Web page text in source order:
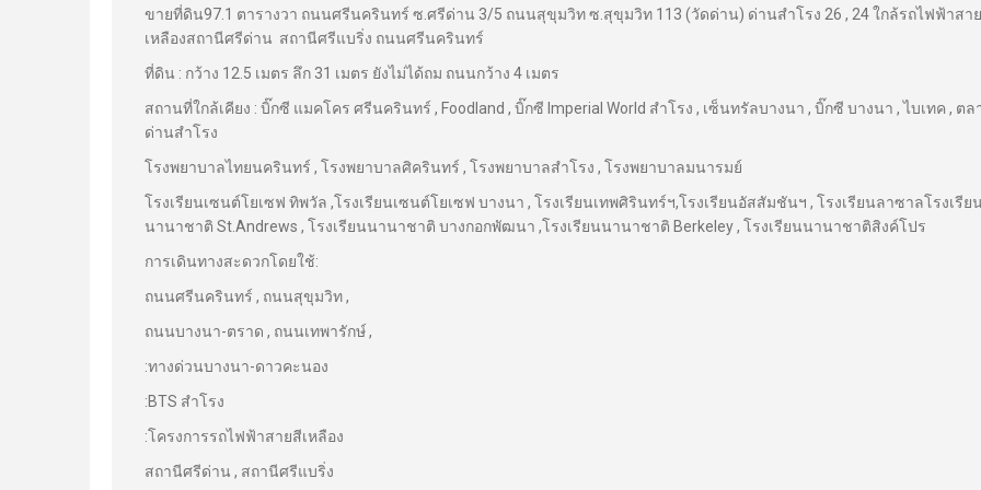
ขายที่ดิน97.1 ตารางวา ถนนศรีนครินทร์ ซ.ศรีด่าน 3/5 ถนนสุขุมวิท ซ.สุขุมวิท 113 (วัดด่าน) ด่านสำโรง 26 , 24 ใกล้รถไฟฟ้าสา
เหลืองสถานีศรีด่าน สถานีศรีแบริ่ง ถนนศรีนครินทร์
ที่ดิน : กว้าง 12.5 เมตร ลึก 31 เมตร ยังไม่ได้ถม ถนนกว้าง 4 เมตร
สถานที่ใกล้เคียง : บิ๊กซี แมคโคร ศรีนครินทร์ , Foodland , บิ๊กซี Imperial World สำโรง , เซ็นทรัลบางนา , บิ๊กซี บางนา , ไบเทค , ตล
ด่านสำโรง
โรงพยาบาลไทยนครินทร์ , โรงพยาบาลศิครินทร์ , โรงพยาบาลสำโรง , โรงพยาบาลมนารมย์
โรงเรียนเซนต์โยเซฟ ทิพวัล ,โรงเรียนเซนต์โยเซฟ บางนา , โรงเรียนเทพศิรินทร์ฯ,โรงเรียนอัสสัมชันฯ , โรงเรียนลาซาลโรงเรียน
นานาชาติ St.Andrews , โรงเรียนนานาชาติ บางกอกพัฒนา ,โรงเรียนนานาชาติ Berkeley , โรงเรียนนานาชาติสิงค์โปร
การเดินทางสะดวกโดยใช้:
ถนนศรีนครินทร์ , ถนนสุขุมวิท ,
ถนนบางนา-ตราด , ถนนเทพารักษ์ ,
:ทางด่วนบางนา-ดาวคะนอง
:BTS สำโรง
:โครงการรถไฟฟ้าสายสีเหลือง
สถานีศรีด่าน , สถานีศรีแบริ่ง